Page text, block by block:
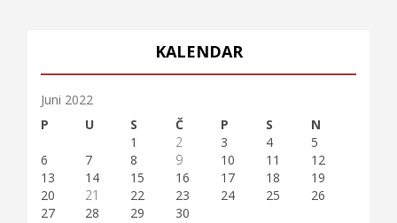
KALENDAR
Juni 2022
P
U S Č P S
N
1
2 3 4
5
6
7 8 9 10 11
12
13
14 15 16 17 18
19
20
21 22 23 24 25
26
27
28 29 30